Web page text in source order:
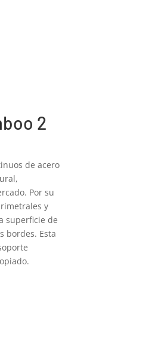
2
de acero
Por su
y
superficie de
bordes. Esta